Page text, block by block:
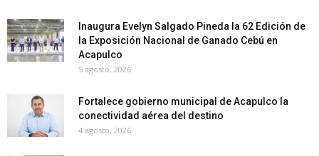
Inaugura Evelyn Salgado Pineda la 62 Edición de
la Exposición Nacional de Ganado Cebú en
Acapulco
5 agosto, 2026
Fortalece gobierno municipal de Acapulco la
conectividad aérea del destino
4 agosto, 2026